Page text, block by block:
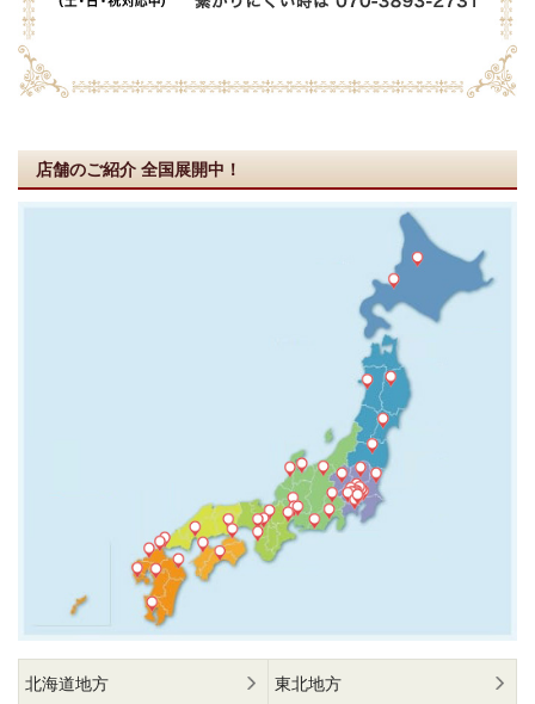
店舗のご紹介 全国展開中！
北海道地方 東北地方